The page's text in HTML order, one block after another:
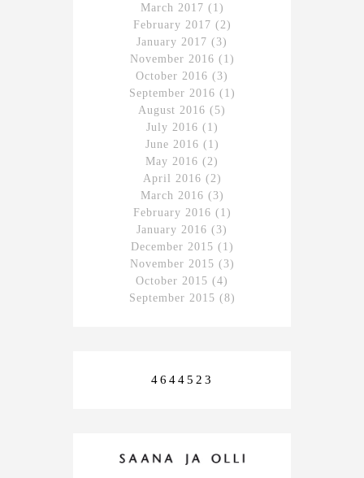
March 2017 (1)
February 2017 (2)
January 2017 (3)
November 2016 (1)
October 2016 (3)
September 2016 (1)
August 2016 (5)
July 2016 (1)
June 2016 (1)
May 2016 (2)
April 2016 (2)
March 2016 (3)
February 2016 (1)
January 2016 (3)
December 2015 (1)
November 2015 (3)
October 2015 (4)
September 2015 (8)
4644523